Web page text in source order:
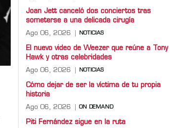
Joan Jett canceló dos conciertos tras
someterse a una delicada cirugía
Ago 06, 2026 NOTICIAS
El nuevo video de Weezer que reúne a Tony
Hawk y otras celebridades
Ago 06, 2026 NOTICIAS
Cómo dejar de ser la víctima de tu propia
historia
Ago 06, 2026 ON DEMAND
Piti Fernández sigue en la ruta